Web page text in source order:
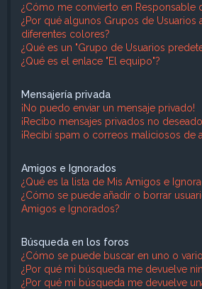
¿Cómo me convierto en Responsable
¿Por qué algunos Grupos de Usuarios
diferentes colores?
¿Qué es un "Grupo de Usuarios
¿Qué es el enlace "El equipo"?
Mensajería privada
¡No puedo enviar un mensaje privado!
¡Recibo mensajes privados no
¡Recibí spam o correos maliciosos de
Amigos e Ignorados
¿Qué es la lista de Mis Amigos e
¿Cómo se puede añadir o borrar
Amigos e Ignorados?
Búsqueda en los foros
¿Cómo se puede buscar en uno o
¿Por qué mi búsqueda me devuelve
¿Por qué mi búsqueda me devuelve